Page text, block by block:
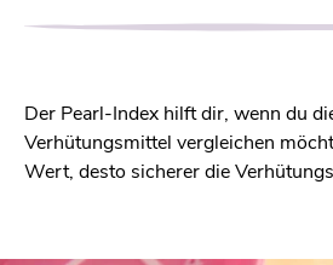
Der Pearl-Index hilft dir, wenn du
Verhütungsmittel vergleichen
Wert, desto sicherer die